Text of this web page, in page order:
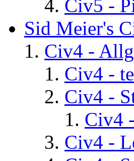
Civ5 -
Sid Meier's
Civ4 -
Civ4 -
Civ4 -
Civ4
Civ4 -